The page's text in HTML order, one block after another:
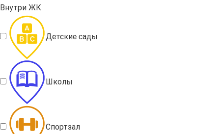
Внутри ЖК
Детские сады
Школы
Спортзал